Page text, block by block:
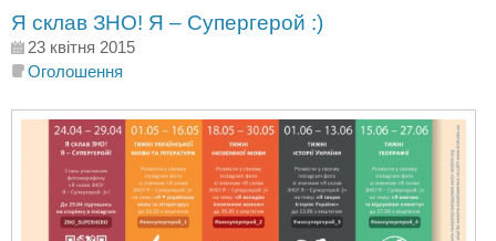
Я склав ЗНО! Я – Супергерой :)
23 квітня 2015
Оголошення